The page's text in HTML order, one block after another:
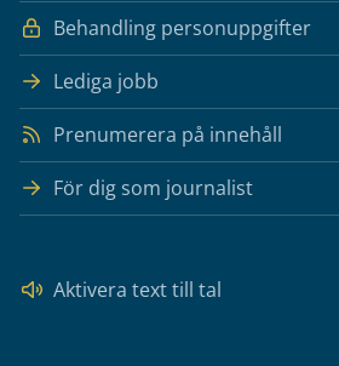
Behandling personuppgifter
Lediga jobb
Prenumerera på innehåll
För dig som journalist
Aktivera text till tal